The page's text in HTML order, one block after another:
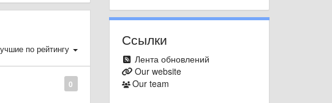
по рейтингу
0
Ссылки
Лента обновлений
Our website
Our team